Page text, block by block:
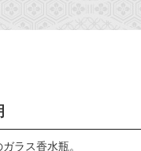
ラス香水瓶。